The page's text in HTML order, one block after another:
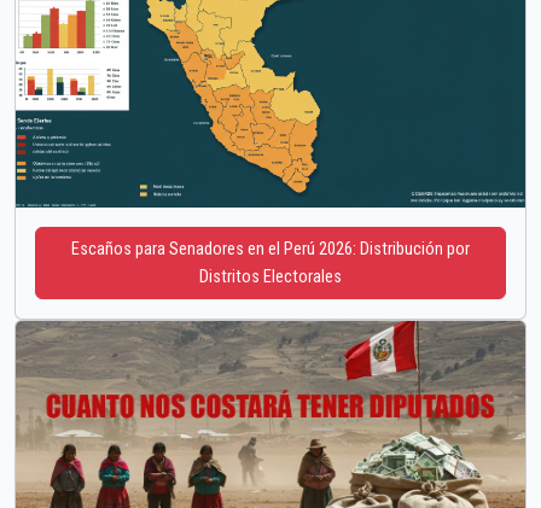
Escaños para Senadores en el Perú 2026: Distribución por
Distritos Electorales